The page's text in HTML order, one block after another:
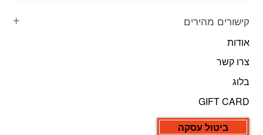
קישורים מהירים
אודות
צרו קשר
בלוג
GIFT CARD
ביטול עסקה